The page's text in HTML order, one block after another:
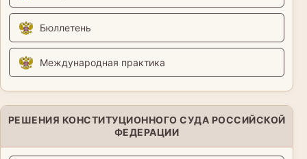
Бюллетень
Международная практика
РЕШЕНИЯ КОНСТИТУЦИОННОГО СУДА РОССИЙСКОЙ
ФЕДЕРАЦИИ